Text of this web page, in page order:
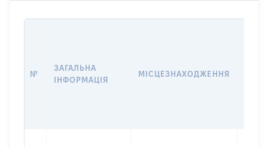
№
ЗАГАЛЬНА
ІНФОРМАЦІЯ
МІСЦЕЗНАХОДЖЕННЯ